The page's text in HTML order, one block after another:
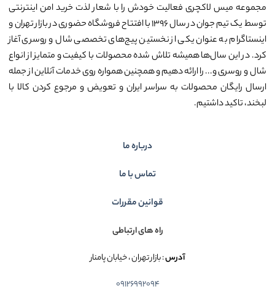
مجموعه میس لاکچری فعالیت خودش را با شعار لذت خرید امن اینترنتی
توسط یک تیم جوان در سال ۱۳۹۶ با افتتاح فروشگاه حضوری در بازار تهران و
اینستاگرام به عنوان یکی از نخستین پیج‌های تخصصی شال و روسری آغاز
کرد. در این سال‌ها همیشه تلاش شده محصولات با کیفیت و متمایز از انواع
شال و روسری و... را ارائه دهیم و همچنین همواره روی خدمات آنلاین از جمله
ارسال رایگان محصولات به سراسر ایران و تعویض و مرجوع کردن کالا با
لبخند، تاکید داشتیم.
درباره ما
تماس با ما
قوانین مقررات
راه های ارتباطی
آدرس: بازار تهران ، خیابان پامنار
09126992094